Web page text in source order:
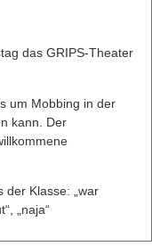
das GRIPS-Theater
um Mobbing in der
kann. Der
der Klasse: „war
„naja“